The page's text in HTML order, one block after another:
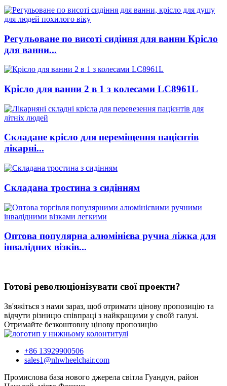
Регульоване по висоті сидіння для ванни Крісло
для ванни...
Крісло для ванни 2 в 1 з колесами LC8961L
Складане крісло для переміщення пацієнтів
лікарні...
Складана тростина з сидінням
Оптова популярна алюмінієва ручна ліжка для
інвалідних візків...
Готові революціонізувати свої проекти?
Зв'яжіться з нами зараз, щоб отримати цінову пропозицію та
відчути різницю співпраці з найкращими у своїй галузі.
Отримайте безкоштовну цінову пропозицію
+86 13929900506
sales1@nhwheelchair.com
Промислова база нового джерела світла Гуандун, район